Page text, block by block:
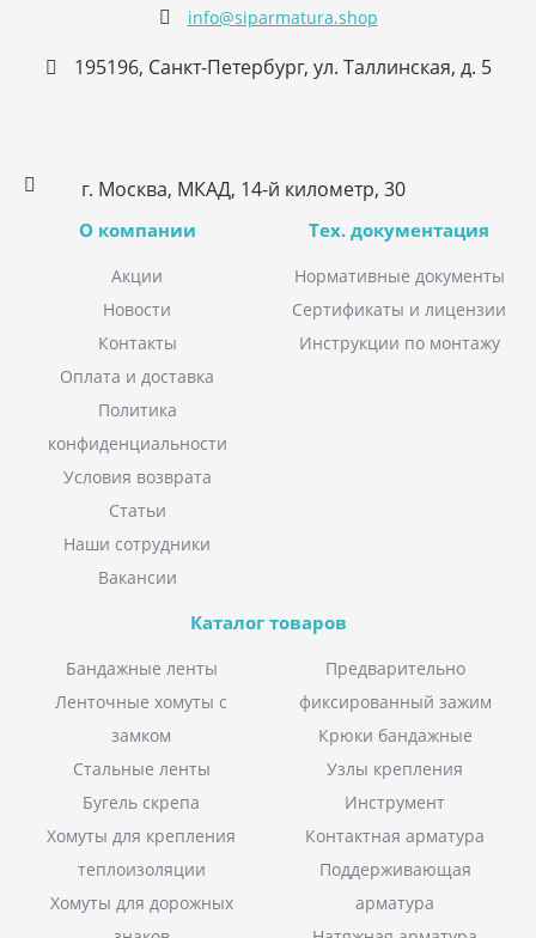
info@siparmatura.shop
195196, Санкт-Петербург, ул. Таллинская, д. 5
г. Москва, МКАД, 14-й километр, 30
О компании
Акции
Новости
Контакты
Оплата и доставка
Политика
конфиденциальности
Условия возврата
Статьи
Наши сотрудники
Вакансии
Тех. документация
Нормативные документы
Сертификаты и лицензии
Инструкции по монтажу
Каталог товаров
Бандажные ленты
Ленточные хомуты с
замком
Стальные ленты
Бугель скрепа
Хомуты для крепления
теплоизоляции
Хомуты для дорожных
Предварительно
фиксированный зажим
Крюки бандажные
Узлы крепления
Инструмент
Контактная арматура
Поддерживающая
арматура